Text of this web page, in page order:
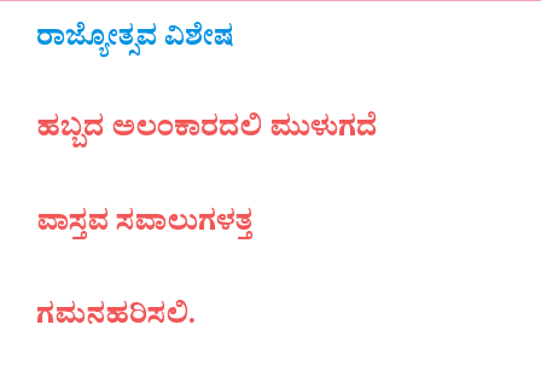
ರಾಜ್ಯೋತ್ಸವ ವಿಶೇಷ
ಹಬ್ಬದ ಅಲಂಕಾರದಲಿ ಮುಳುಗದೆ
ವಾಸ್ತವ ಸವಾಲುಗಳತ್ತ
ಗಮನಹರಿಸಲಿ.